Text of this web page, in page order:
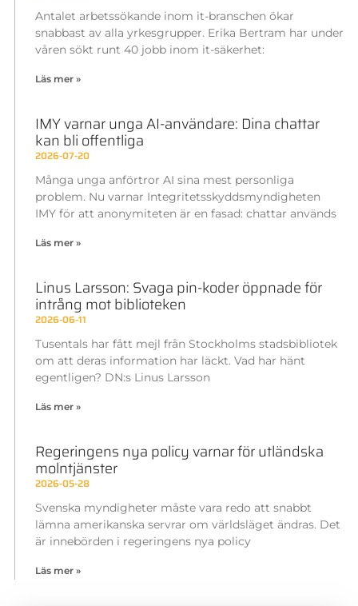
Antalet arbetssökande inom it-branschen ökar
snabbast av alla yrkesgrupper. Erika Bertram har under
våren sökt runt 40 jobb inom it-säkerhet:
Läs mer »
IMY varnar unga AI-användare: Dina chattar
kan bli offentliga
2026-07-20
Många unga anförtror AI sina mest personliga
problem. Nu varnar Integritetsskyddsmyndigheten
IMY för att anonymiteten är en fasad: chattar används
Läs mer »
Linus Larsson: Svaga pin-koder öppnade för
intrång mot biblioteken
2026-06-11
Tusentals har fått mejl från Stockholms stadsbibliotek
om att deras information har läckt. Vad har hänt
egentligen? DN:s Linus Larsson
Läs mer »
Regeringens nya policy varnar för utländska
molntjänster
2026-05-28
Svenska myndigheter måste vara redo att snabbt
lämna amerikanska servrar om världsläget ändras. Det
är innebörden i regeringens nya policy
Läs mer »